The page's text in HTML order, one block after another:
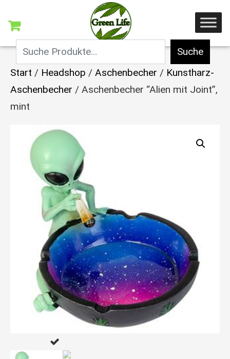
Suche
Start / Headshop / Aschenbecher / Kunstharz-
Aschenbecher / Aschenbecher “Alien mit Joint”,
mint